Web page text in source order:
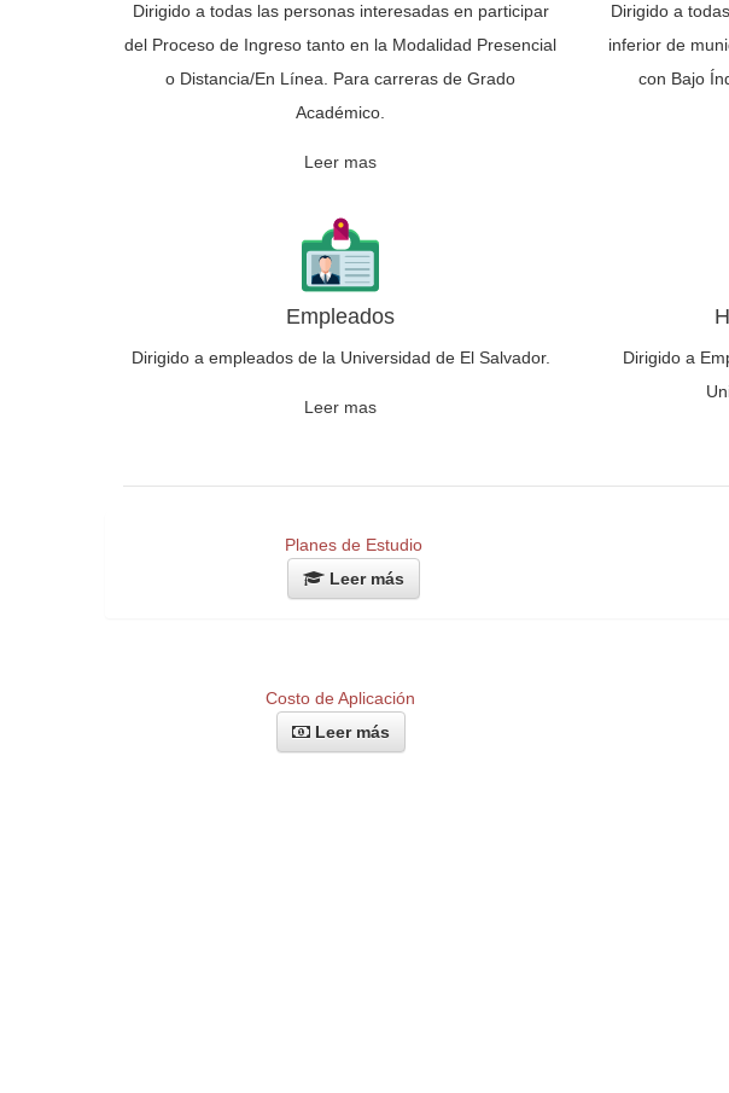
Dirigido a todas las personas interesadas en participar
del Proceso de Ingreso tanto en la Modalidad Presencial
o Distancia/En Línea. Para carreras de Grado
Académico.
Leer mas
Dirigido a
inferior de
con Bajo
Empleados
Dirigido a empleados de la Universidad de El Salvador.
Leer mas
Dirigido a
Planes de Estudio
Leer más
Costo de Aplicación
Leer más